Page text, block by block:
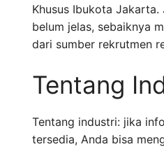
Khusus Ibukota
belum jelas, sebaiknya
dari sumber rekrutmen
Tentang
Tentang industri: jika
tersedia, Anda bisa